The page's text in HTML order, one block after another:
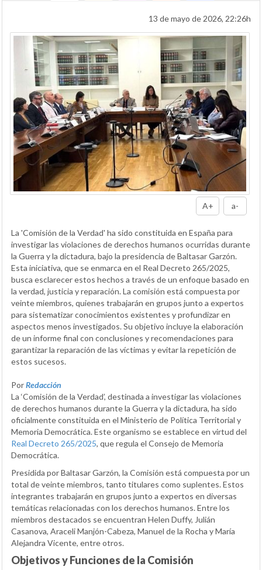
13 de mayo de 2026, 22:26h
A+ a-
La 'Comisión de la Verdad' ha sido constituida en España para
investigar las violaciones de derechos humanos ocurridas durante
la Guerra y la dictadura, bajo la presidencia de Baltasar Garzón.
Esta iniciativa, que se enmarca en el Real Decreto 265/2025,
busca esclarecer estos hechos a través de un enfoque basado en
la verdad, justicia y reparación. La comisión está compuesta por
veinte miembros, quienes trabajarán en grupos junto a expertos
para sistematizar conocimientos existentes y profundizar en
aspectos menos investigados. Su objetivo incluye la elaboración
de un informe final con conclusiones y recomendaciones para
garantizar la reparación de las víctimas y evitar la repetición de
estos sucesos.
PorRedacción
La ‘Comisión de la Verdad’, destinada a investigar las violaciones
de derechos humanos durante la Guerra y la dictadura, ha sido
oficialmente constituida en el Ministerio de Política Territorial y
Memoria Democrática. Este organismo se establece en virtud del
Real Decreto 265/2025, que regula el Consejo de Memoria
Democrática.
Presidida por Baltasar Garzón, la Comisión está compuesta por un
total de veinte miembros, tanto titulares como suplentes. Estos
integrantes trabajarán en grupos junto a expertos en diversas
temáticas relacionadas con los derechos humanos. Entre los
miembros destacados se encuentran Helen Duffy, Julián
Casanova, Araceli Manjón-Cabeza, Manuel de la Rocha y María
Alejandra Vicente, entre otros.
Objetivos y Funciones de la Comisión